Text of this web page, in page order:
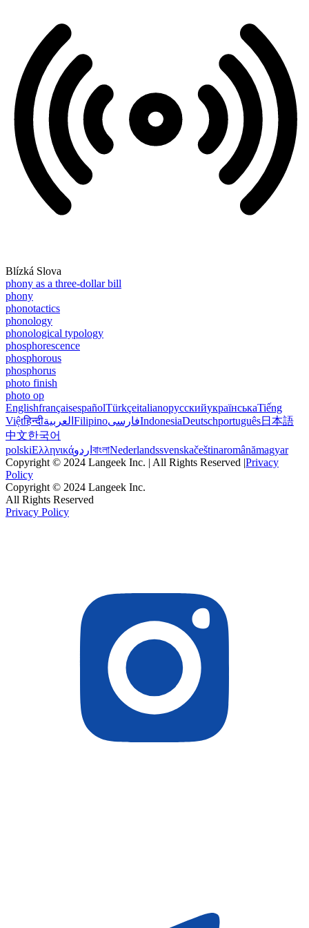
Blízká Slova
phony as a three-dollar bill
phony
phonotactics
phonology
phonological typology
phosphorescence
phosphorous
phosphorus
photo finish
photo op
EnglishfrançaisespañolTürkçeitalianoрусскийукраїнськаTiếng
Việtहिन्दीالعربية FilipinoفارسیIndonesiaDeutschportuguês日本語
中文한국어
polskiΕλληνικάاردو বাংলাNederlandssvenskačeštinaromânămagyar
Copyright © 2024 Langeek Inc. | All Rights Reserved |Privacy
Policy
Copyright © 2024 Langeek Inc.
All Rights Reserved
Privacy Policy